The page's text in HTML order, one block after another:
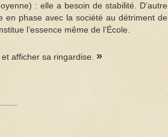
: elle a besoin de stabilité. D’autre
en phase avec la société au détriment de
l’essence même de l’École.
afficher sa ringardise. »